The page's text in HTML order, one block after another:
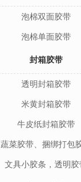
泡棉双面胶带
泡棉单面胶带
封箱胶带
透明封箱胶带
米黄封箱胶带
牛皮纸封箱胶带
蔬菜胶带、捆绑打包
文具小胶条，透明胶